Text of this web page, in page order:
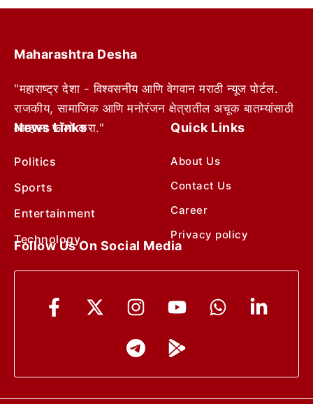
Maharashtra Desha
"महाराष्ट्र देशा - विश्वसनीय आणि वेगवान मराठी न्यूज पोर्टल.
राजकीय, सामाजिक आणि मनोरंजन क्षेत्रातील अचूक बातम्यांसाठी
आम्हाला फॉलो करा."
News Links
Politics
Sports
Entertainment
Technology
Quick Links
About Us
Contact Us
Career
Privacy policy
Follow Us On Social Media